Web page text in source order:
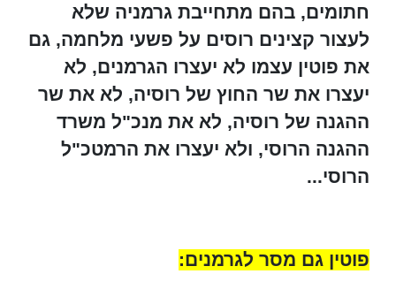
חתומים, בהם מתחייבת גרמניה שלא
לעצור קצינים רוסים על פשעי מלחמה, גם
את פוטין עצמו לא יעצרו הגרמנים, לא
יעצרו את שר החוץ של רוסיה, לא את שר
ההגנה של רוסיה, לא את מנכ"ל משרד
ההגנה הרוסי, ולא יעצרו את הרמטכ"ל
הרוסי...
פוטין גם מסר לגרמנים: